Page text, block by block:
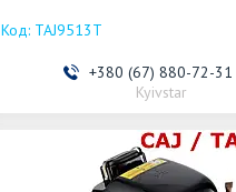
TAJ9513T
+380 (67) 880-72-31
Kyivstar